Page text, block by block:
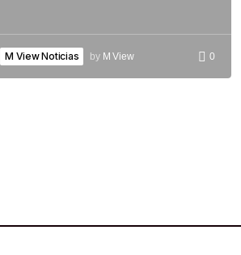
M View Noticias by M View 0